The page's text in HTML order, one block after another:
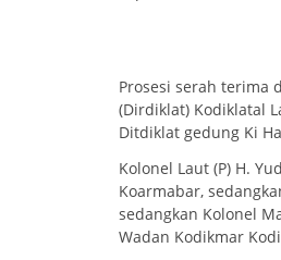
Prosesi serah terima
(Dirdiklat) Kodiklatal
Ditdiklat gedung Ki
Kolonel Laut (P) H.
Koarmabar,
sedangkan Kolonel
Wadan Kodikmar